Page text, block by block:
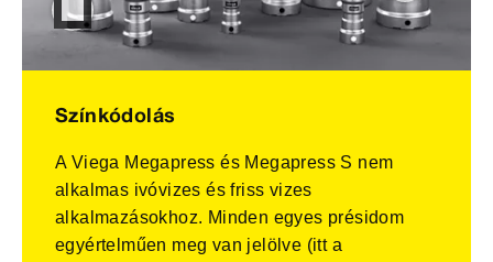
Színkódolás
A Viega Megapress és Megapress S nem
alkalmas ivóvizes és friss vizes
alkalmazásokhoz. Minden egyes présidom
egyértelműen meg van jelölve (itt a